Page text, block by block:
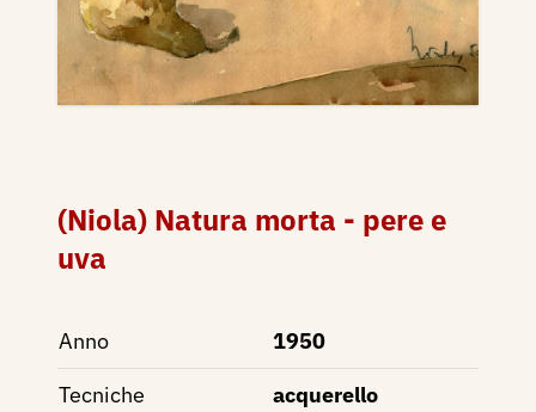
(Niola) Natura morta - pere e
uva
Anno
1950
Tecniche
acquerello